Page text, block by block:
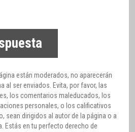
están moderados, no aparecerán
al ser enviados. Evita, por favor, las
los comentarios maleducados, los
personales, o los calificativos
sean dirigidos al autor de la página o a
Estás en tu perfecto derecho de